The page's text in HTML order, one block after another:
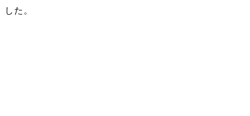
した。